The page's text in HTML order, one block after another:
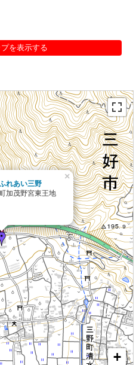
を表示する
れあい三野
加茂野宮東王地
×
+